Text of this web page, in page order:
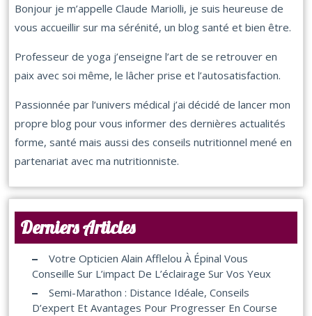
Bonjour je m’appelle Claude Mariolli, je suis heureuse de
vous accueillir sur ma sérénité, un blog santé et bien être.
Professeur de yoga j’enseigne l’art de se retrouver en
paix avec soi même, le lâcher prise et l’autosatisfaction.
Passionnée par l’univers médical j’ai décidé de lancer mon
propre blog pour vous informer des dernières actualités
forme, santé mais aussi des conseils nutritionnel mené en
partenariat avec ma nutritionniste.
Derniers Articles
Votre Opticien Alain Afflelou À Épinal Vous
Conseille Sur L’impact De L’éclairage Sur Vos Yeux
Semi-Marathon : Distance Idéale, Conseils
D’expert Et Avantages Pour Progresser En Course